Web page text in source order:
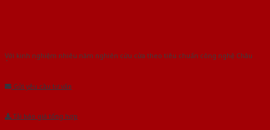
Với kinh nghiệm nhiêu năm nghiên cứu cửa theo tiêu chuẩn công nghệ Châu
Gửi yêu cầu tư vấn
Tải báo giá tổng hợp